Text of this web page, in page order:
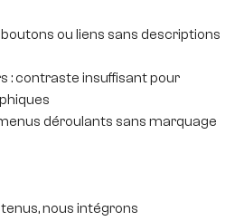
ou liens sans descriptions
: contraste insuffisant pour
déroulants sans marquage
nous intégrons